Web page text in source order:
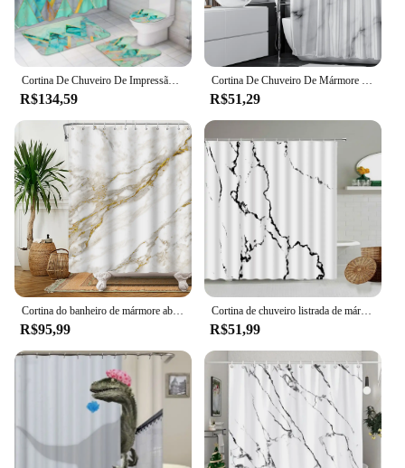
Cortina De Chuveiro De Impressão De Mármore Geométrico, Conjunto De Esteira De Banho, Tapete Macio, Tapete Antiderrapante, Tampa Do Vaso Sanitário, Decoração De Casa Moderna, Banheiro
R$134,59
Cortina De Chuveiro De Mármore Impermeável, Preto E Branco, 1Pc
R$51,29
Cortina do banheiro de mármore abstrato moderno luxo cortina de chuveiro à prova dfabric água cortina de chuveiro cortinas banho com hooks180x200
R$95,99
Cortina de chuveiro listrada de mármore para banheiro, tela à prova d'água com gancho, branco, cinza, dourado, preto, acessórios decorativos
R$51,99